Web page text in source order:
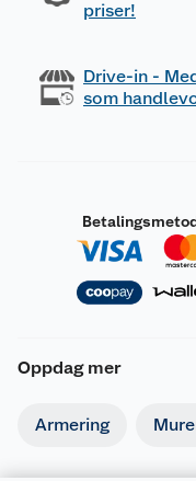
priser!
Drive-in -
som
Oppdag mer
Armering